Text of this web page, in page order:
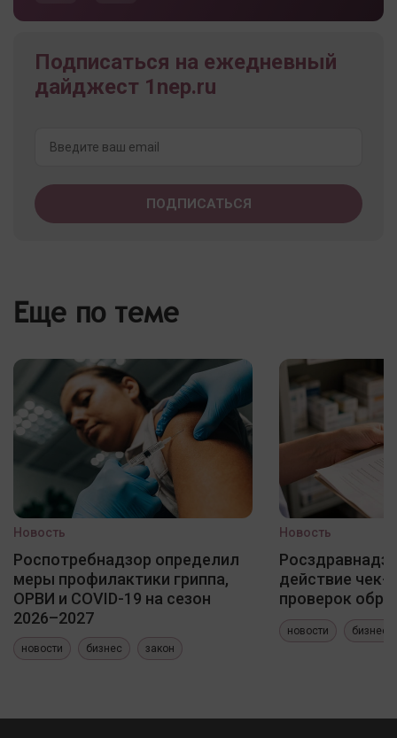
Подписаться на ежедневный
дайджест 1nep.ru
Еще по теме
Новость
Роспотребнадзор определил
меры профилактики гриппа,
ОРВИ и COVID-19 на сезон
2026–2027
новости бизнес закон
Новость
действие чек-
проверок
новости бизнес